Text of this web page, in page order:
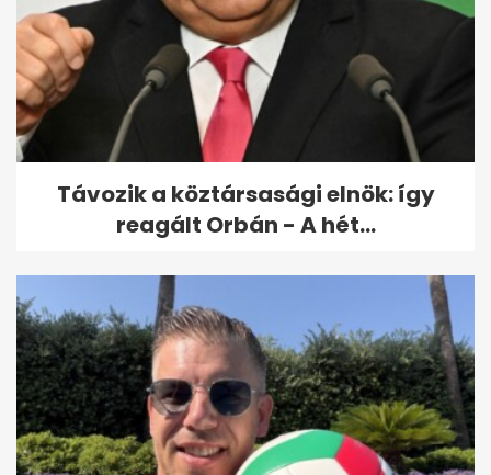
Távozik a köztársasági elnök: így
reagált Orbán - A hét...